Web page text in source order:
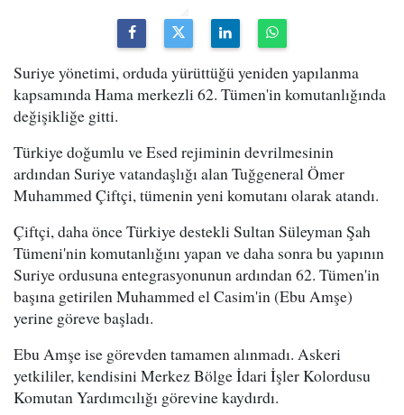
Suriye yönetimi, orduda yürüttüğü yeniden yapılanma
kapsamında Hama merkezli 62. Tümen'in komutanlığında
değişikliğe gitti.
Türkiye doğumlu ve Esed rejiminin devrilmesinin
ardından Suriye vatandaşlığı alan Tuğgeneral Ömer
Muhammed Çiftçi, tümenin yeni komutanı olarak atandı.
Çiftçi, daha önce Türkiye destekli Sultan Süleyman Şah
Tümeni'nin komutanlığını yapan ve daha sonra bu yapının
Suriye ordusuna entegrasyonunun ardından 62. Tümen'in
başına getirilen Muhammed el Casim'in (Ebu Amşe)
yerine göreve başladı.
Ebu Amşe ise görevden tamamen alınmadı. Askeri
yetkililer, kendisini Merkez Bölge İdari İşler Kolordusu
Komutan Yardımcılığı görevine kaydırdı.